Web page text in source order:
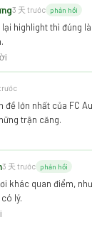
3 天 trước phản hồi
lại highlight thì đúng
đề lớn nhất của FC
trận căng.
3 天 trước phản hồi
khác quan điểm,
lý.